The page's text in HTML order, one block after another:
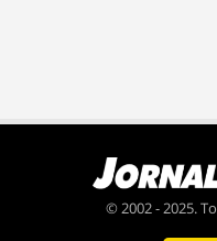
© 2002 - 2025.